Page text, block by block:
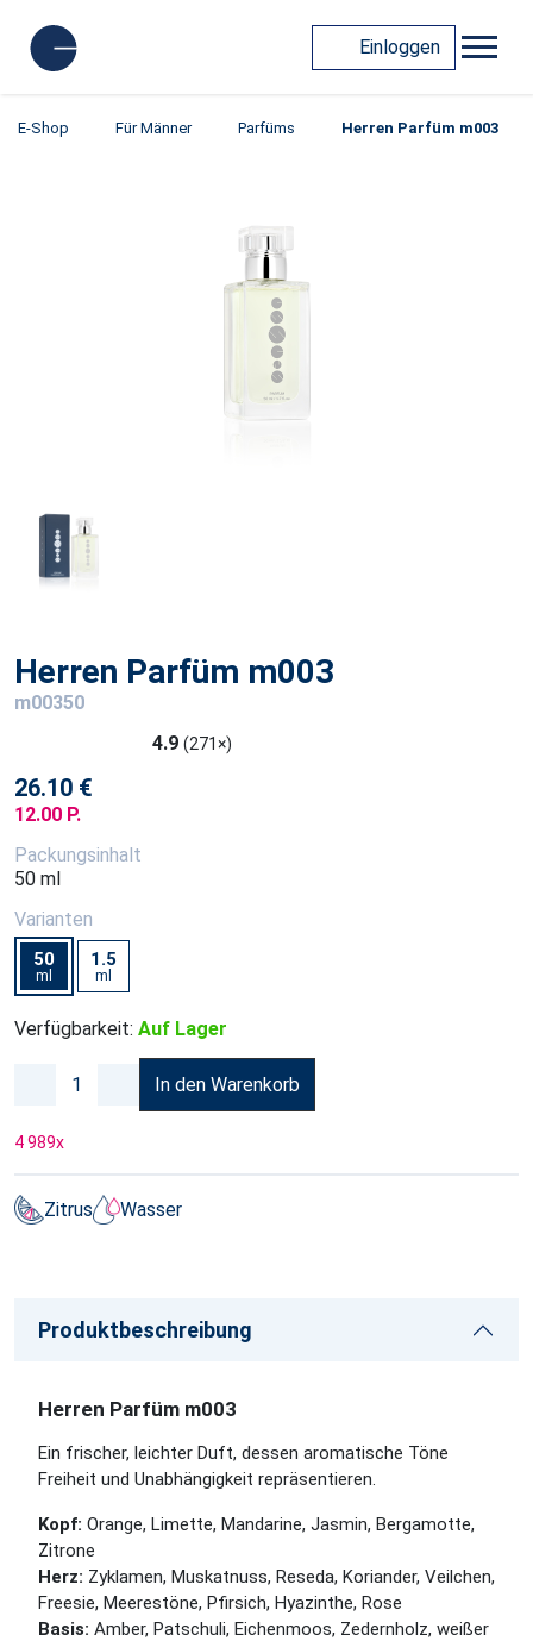
Einloggen
E-Shop Für Männer Parfüms Herren Parfüm m003
Herren Parfüm m003
m00350
4.9 (271×)
26.10 €
12.00 P.
Packungsinhalt
50 ml
Varianten
50
ml
1.5
ml
Verfügbarkeit: Auf Lager
In den Warenkorb
4 989x
Zitrus Wasser
Produktbeschreibung
Herren Parfüm m003
Ein frischer, leichter Duft, dessen aromatische Töne
Freiheit und Unabhängigkeit repräsentieren.
Kopf: Orange, Limette, Mandarine, Jasmin, Bergamotte,
Zitrone
Herz: Zyklamen, Muskatnuss, Reseda, Koriander, Veilchen,
Freesie, Meerestöne, Pfirsich, Hyazinthe, Rose
Basis: Amber, Patschuli, Eichenmoos, Zedernholz, weißer